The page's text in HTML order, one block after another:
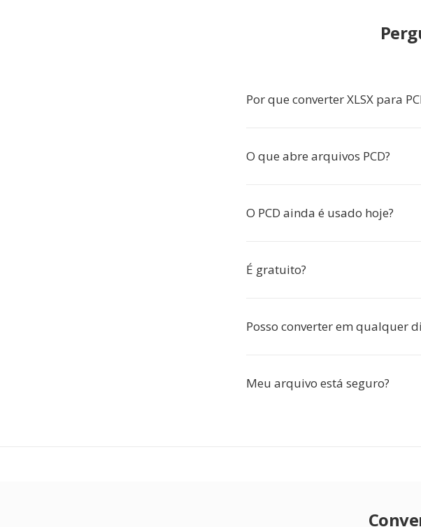
Por que converter XLSX para
O que abre arquivos PCD?
O PCD ainda é usado hoje?
É gratuito?
Posso converter em qualquer
Meu arquivo está seguro?